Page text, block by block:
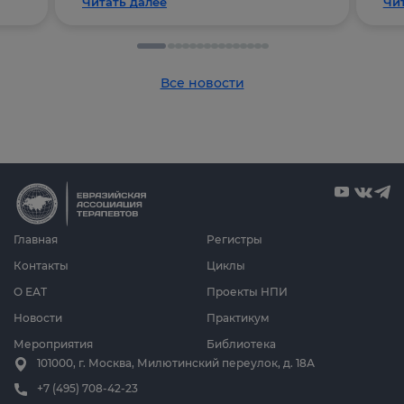
Все новости
Главная
О ЕАТ
Новости
Мероприятия
Циклы
Проекты НПИ
Практикум
Библиотека
Регистры
Контакты
101000, г. Москва, Милютинский переулок, д. 18А
+7 (495) 708-42-23